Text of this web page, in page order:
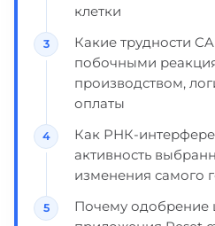
клетки
Какие трудности
побочными
производством,
оплаты
Как РНК-
активность
изменения самого
Почему одобрение